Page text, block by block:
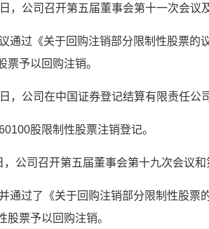
，公司召开第五届董事会第十一次会议
通过《关于回购注销部分限制性股票的
票予以回购注销。
，公司在中国证券登记结算有限责任公
股限制性股票注销登记。
，公司召开第五届董事会第十九次会议
通过了《关于回购注销部分限制性股票
股票予以回购注销。